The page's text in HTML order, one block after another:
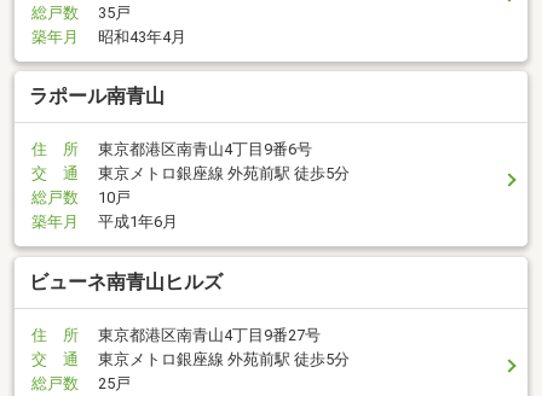
総戸数
35戸
築年月
昭和43年4月
ラポール南青山
住 所
東京都港区南青山4丁目9番6号
交 通
東京メトロ銀座線 外苑前駅 徒歩5分
総戸数
10戸
築年月
平成1年6月
ビューネ南青山ヒルズ
住 所
東京都港区南青山4丁目9番27号
交 通
東京メトロ銀座線 外苑前駅 徒歩5分
総戸数
25戸